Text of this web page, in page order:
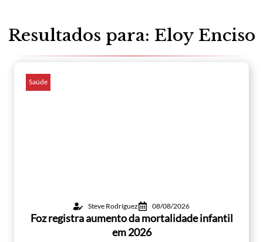
Resultados para: Eloy Enciso
Saúde
Steve Rodríguez 08/08/2026
Foz registra aumento da mortalidade infantil
em 2026